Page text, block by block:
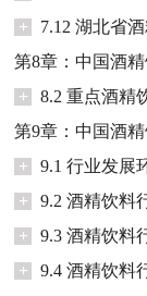
+
7.12 湖北省
第8章：中国酒
+
8.2 重点酒精
第9章：中国酒
+
9.1 行业发展
+
9.2 酒精饮料
+
9.3 酒精饮料
+
9.4 酒精饮料